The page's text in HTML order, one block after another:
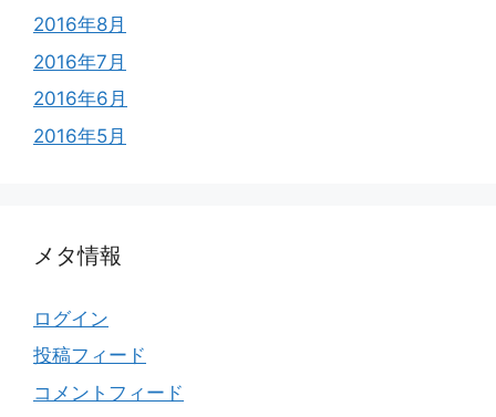
2016年8月
2016年7月
2016年6月
2016年5月
メタ情報
ログイン
投稿フィード
コメントフィード